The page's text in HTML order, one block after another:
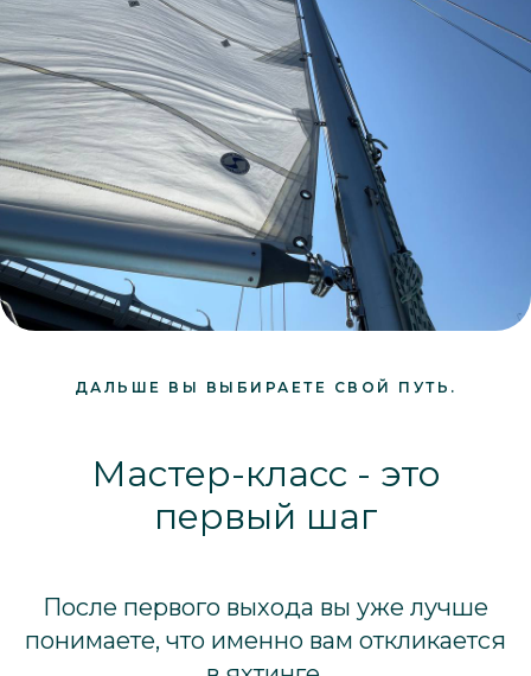
ДАЛЬШЕ ВЫ ВЫБИРАЕТЕ СВОЙ ПУТЬ.
Мастер-класс - это
первый шаг
После первого выхода вы уже лучше
понимаете, что именно вам откликается